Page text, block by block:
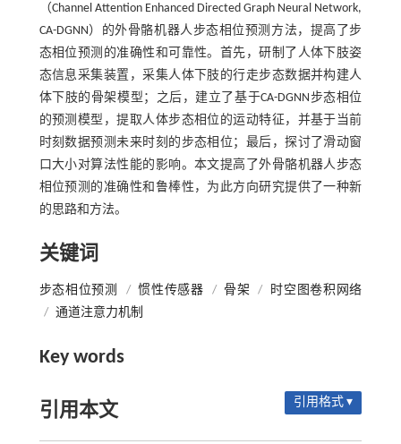
（Channel Attention Enhanced Directed Graph Neural Network,
CA-DGNN）的外骨骼机器人步态相位预测方法，提高了步
态相位预测的准确性和可靠性。首先，研制了人体下肢姿
态信息采集装置，采集人体下肢的行走步态数据并构建人
体下肢的骨架模型；之后，建立了基于CA-DGNN步态相位
的预测模型，提取人体步态相位的运动特征，并基于当前
时刻数据预测未来时刻的步态相位；最后，探讨了滑动窗
口大小对算法性能的影响。本文提高了外骨骼机器人步态
相位预测的准确性和鲁棒性，为此方向研究提供了一种新
的思路和方法。
关键词
步态相位预测 / 惯性传感器 / 骨架 /
时空图卷积网络
/ 通道注意力机制
Key words
引用本文 引用格式 ▾